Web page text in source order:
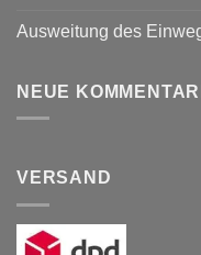
Ausweitung des
NEUE
VERSAND